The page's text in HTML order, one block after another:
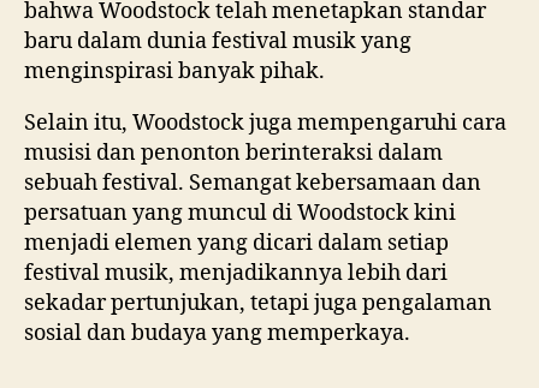
bahwa Woodstock telah menetapkan standar
baru dalam dunia festival musik yang
menginspirasi banyak pihak.
Selain itu, Woodstock juga mempengaruhi cara
musisi dan penonton berinteraksi dalam
sebuah festival. Semangat kebersamaan dan
persatuan yang muncul di Woodstock kini
menjadi elemen yang dicari dalam setiap
festival musik, menjadikannya lebih dari
sekadar pertunjukan, tetapi juga pengalaman
sosial dan budaya yang memperkaya.